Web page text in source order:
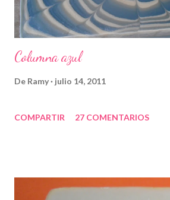
Columna azul
De Ramy julio 14, 2011
COMPARTIR 27 COMENTARIOS